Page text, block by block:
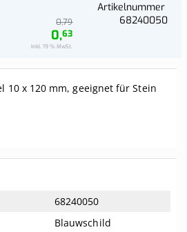
0,79
0,63
Inkl. 19 % MwSt.
Artikelnummer
68240050
10 x 120 mm, geeignet für Stein
68240050
Blauwschild